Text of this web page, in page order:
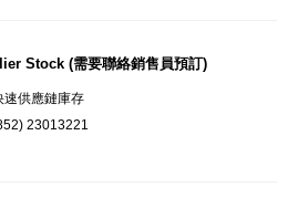
Stock (需要聯絡銷售員預訂)
速供應鏈庫存
23013221